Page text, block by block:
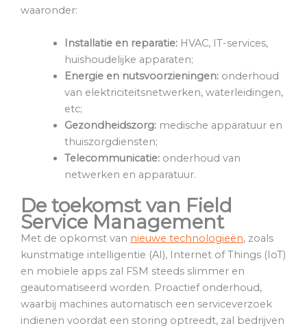
waaronder:
Installatie en reparatie:HVAC, IT-services,
huishoudelijke apparaten;
Energie en nutsvoorzieningen:onderhoud
van elektriciteitsnetwerken, waterleidingen,
etc;
Gezondheidszorg:medische apparatuur en
thuiszorgdiensten;
Telecommunicatie:onderhoud van
netwerken en apparatuur.
De toekomst van Field
Service Management
Met de opkomst van nieuwe technologieën, zoals
kunstmatige intelligentie (AI), Internet of Things (IoT)
en mobiele apps zal FSM steeds slimmer en
geautomatiseerd worden. Proactief onderhoud,
waarbij machines automatisch een serviceverzoek
indienen voordat een storing optreedt, zal bedrijven